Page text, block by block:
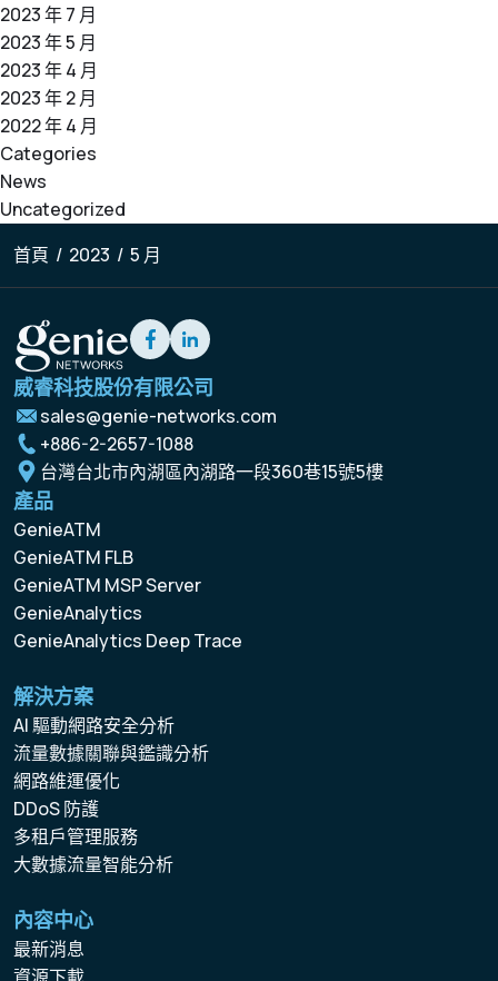
2023 年 7 月
2023 年 5 月
2023 年 4 月
2023 年 2 月
2022 年 4 月
Categories
News
Uncategorized
首頁 / 2023 / 5 月
威睿科技股份有限公司
sales@genie-networks.com
+886-2-2657-1088
台灣台北市內湖區內湖路一段360巷15號5樓
產品
GenieATM
GenieATM FLB
GenieATM MSP Server
GenieAnalytics
GenieAnalytics Deep Trace
解決方案
AI 驅動網路安全分析
流量數據關聯與鑑識分析
網路維運優化
DDoS 防護
多租戶管理服務
大數據流量智能分析
內容中心
最新消息